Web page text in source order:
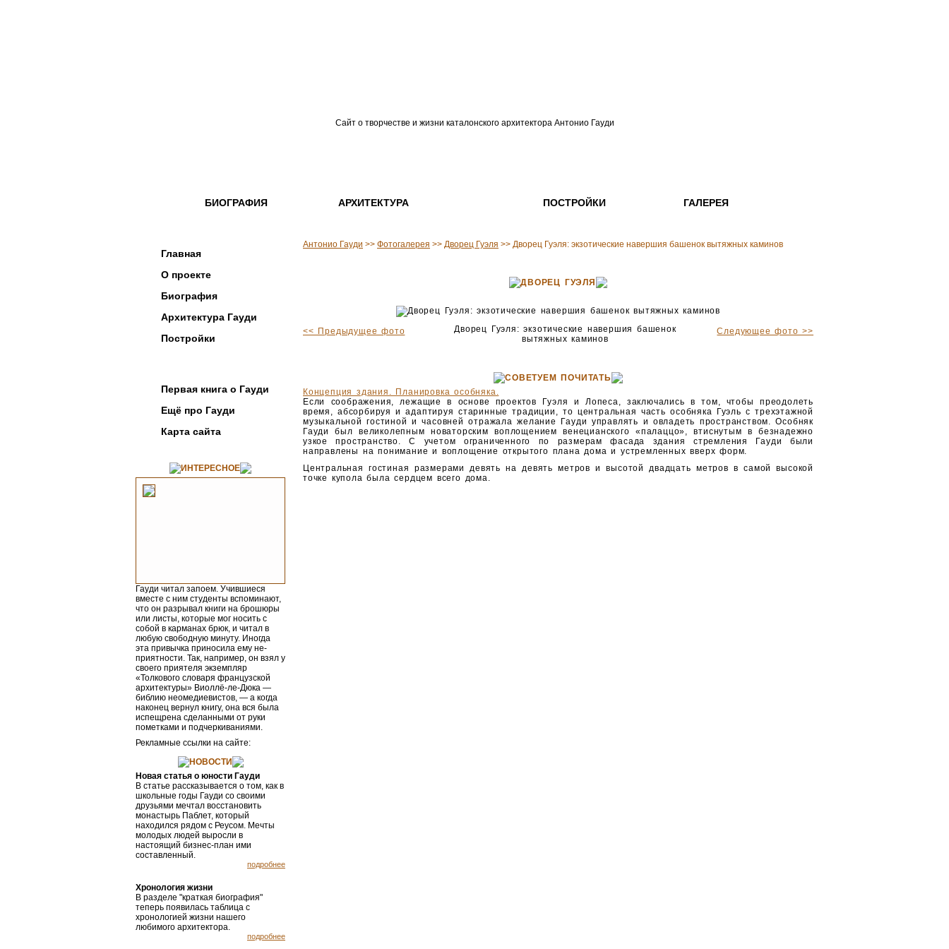
Сайт о творчестве и жизни каталонского архитектора Антонио Гауди
БИОГРАФИЯ АРХИТЕКТУРА ПОСТРОЙКИ ГАЛЕРЕЯ
Главная
О проекте
Биография
Архитектура Гауди
Постройки
Первая книга о Гауди
Ещё про Гауди
Карта сайта
ИНТЕРЕСНОЕ
Гауди читал запоем. Учившиеся
вместе с ним студенты вспоминают,
что он разрывал книги на брошюры
или листы, которые мог носить с
собой в карманах брюк, и читал в
любую свободную ми­нуту. Иногда
эта привычка приносила ему не­
приятности. Так, например, он взял у
своего приятеля экземпляр
«Толкового словаря французской
архитектуры» Виоллё-ле-Дюка —
биб­лию неомедиевистов, — а когда
наконец вернул книгу, она вся была
испещрена сделанными от руки
пометками и подчеркиваниями.
Рекламные ссылки на сайте:
НОВОСТИ
Новая статья о юности Гауди
В статье рассказывается о том, как в
школьные годы Гауди со своими
друзьями мечтал восстановить
монастырь Паблет, который
находился рядом с Реусом. Мечты
молодых людей выросли в
настоящий бизнес-план ими
составленный.
подробнее
Хронология жизни
В разделе "краткая биография"
теперь появилась таблица с
хронологией жизни нашего
любимого архитектора.
подробнее
Антонио Гауди >> Фотогалерея >> Дворец Гуэля >> Дворец Гуэля: экзотические навершия башенок вытяжных каминов
ДВОРЕЦ ГУЭЛЯ
<< Предыдущее фото
Дворец Гуэля: экзотические навершия башенок
вытяжных каминов
Следующее фото >>
СОВЕТУЕМ ПОЧИТАТЬ
Концепция здания. Планировка особняка.
Если соображения, лежащие в основе проек­тов Гуэля и Лопеса, заключались в том, чтобы пре­одолеть
время, абсорбируя и адаптируя старин­ные традиции, то центральная часть особняка Гуэль с трехэтажной
музыкальной гостиной и ча­совней отражала желание Гауди управлять и ов­ладеть пространством. Особняк
Гауди был великолеп­ным новаторским воплощением венецианского «палаццо», втиснутым в безнадежно
узкое про­странство. С учетом ограниченного по размерам фасада здания стремления Гауди были
направле­ны на понимание и воплощение открытого плана дома и устремленных вверх форм.
Центральная гостиная размерами девять на девять метров и высотой двадцать метров в самой высокой
точке купола была сердцем всего дома.